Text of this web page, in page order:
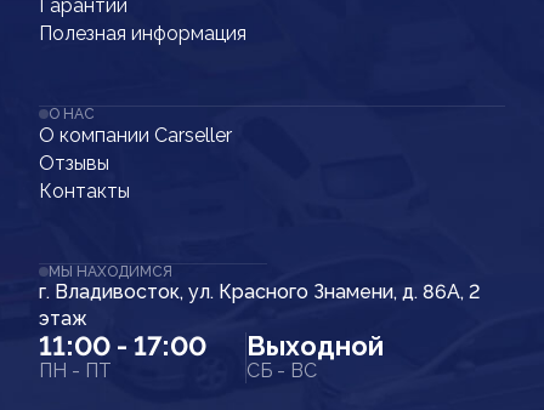
Гарантии
Полезная информация
О НАС
О компании Carseller
Отзывы
Контакты
МЫ НАХОДИМСЯ
г. Владивосток, ул. Красного Знамени, д. 86А, 2
этаж
11:00 - 17:00
ПН - ПТ
Выходной
СБ - ВС